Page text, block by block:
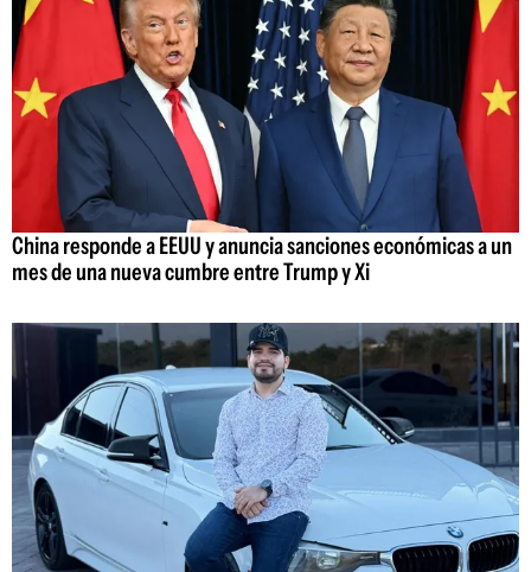
China responde a EEUU y anuncia sanciones económicas a un
mes de una nueva cumbre entre Trump y Xi